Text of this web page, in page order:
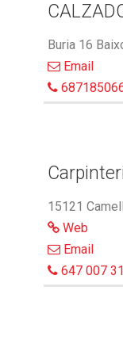
Buria 16
Email
15121
Web
Email
647 007